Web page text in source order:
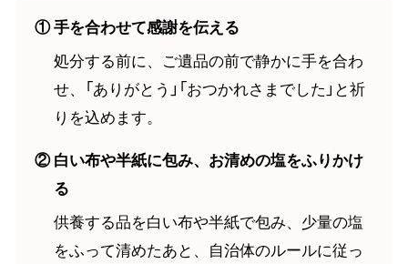
① 手を合わせて感謝を伝える
処分する前に、ご遺品の前で静かに手を合わ
せ、「ありがとう」「おつかれさまでした」と祈
りを込めます。
② 白い布や半紙に包み、お清めの塩をふりかけ
る
供養する品を白い布や半紙で包み、少量の塩
をふって清めたあと、自治体のルールに従っ